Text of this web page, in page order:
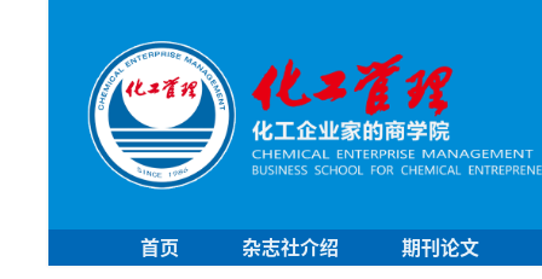
首页 杂志社介绍 期刊论文